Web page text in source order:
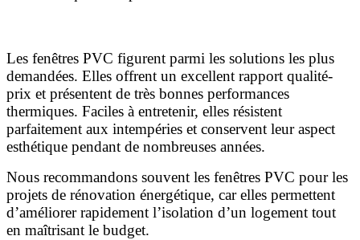
Les fenêtres PVC figurent parmi les solutions les plus
demandées. Elles offrent un excellent rapport qualité-
prix et présentent de très bonnes performances
thermiques. Faciles à entretenir, elles résistent
parfaitement aux intempéries et conservent leur aspect
esthétique pendant de nombreuses années.
Nous recommandons souvent les fenêtres PVC pour les
projets de rénovation énergétique, car elles permettent
d’améliorer rapidement l’isolation d’un logement tout
en maîtrisant le budget.